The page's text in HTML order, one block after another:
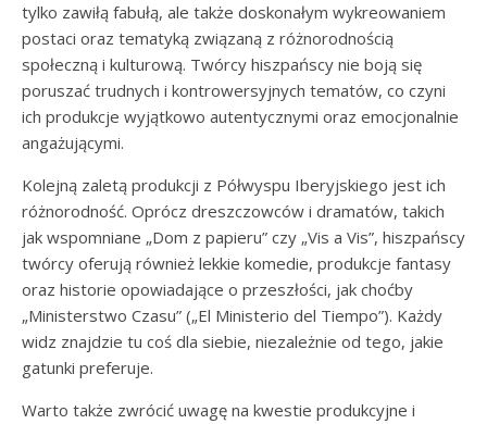
tylko zawiłą fabułą, ale także doskonałym wykreowaniem
postaci oraz tematyką związaną z różnorodnością
społeczną i kulturową. Twórcy hiszpańscy nie boją się
poruszać trudnych i kontrowersyjnych tematów, co czyni
ich produkcje wyjątkowo autentycznymi oraz emocjonalnie
angażującymi.
Kolejną zaletą produkcji z Półwyspu Iberyjskiego jest ich
różnorodność. Oprócz dreszczowców i dramatów, takich
jak wspomniane „Dom z papieru” czy „Vis a Vis”, hiszpańscy
twórcy oferują również lekkie komedie, produkcje fantasy
oraz historie opowiadające o przeszłości, jak choćby
„Ministerstwo Czasu” („El Ministerio del Tiempo”). Każdy
widz znajdzie tu coś dla siebie, niezależnie od tego, jakie
gatunki preferuje.
Warto także zwrócić uwagę na kwestie produkcyjne i